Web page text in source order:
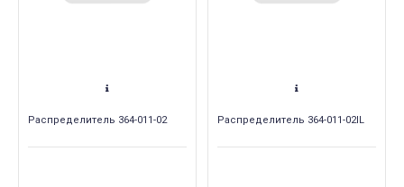
Распределитель 364-011-02 Распределитель 364-011-02IL